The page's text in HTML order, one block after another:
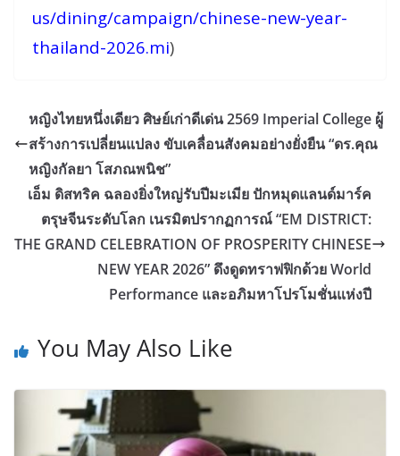
us/dining/campaign/chinese-new-year-
thailand-2026.mi)
หญิงไทยหนึ่งเดียว ศิษย์เก่าดีเด่น 2569 Imperial College ผู้
สร้างการเปลี่ยนแปลง ขับเคลื่อนสังคมอย่างยั่งยืน “ดร.คุณ
หญิงกัลยา โสภณพนิช”
เอ็ม ดิสทริค ฉลองยิ่งใหญ่รับปีมะเมีย ปักหมุดแลนด์มาร์ค
ตรุษจีนระดับโลก เนรมิตปรากฏการณ์ “EM DISTRICT:
THE GRAND CELEBRATION OF PROSPERITY CHINESE
NEW YEAR 2026” ดึงดูดทราฟฟิกด้วย World
Performance และอภิมหาโปรโมชั่นแห่งปี
You May Also Like